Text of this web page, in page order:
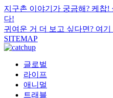
지구촌 이야기가 궁금해? 케찹!
다!
귀여운 거 더 보고 싶다면? 여기
SITEMAP
글로벌
라이프
애니멀
트래블